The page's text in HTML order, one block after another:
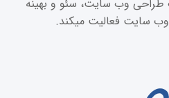
طراحی وب سایت، سئو و بهینه
وب سایت فعالیت میکند.